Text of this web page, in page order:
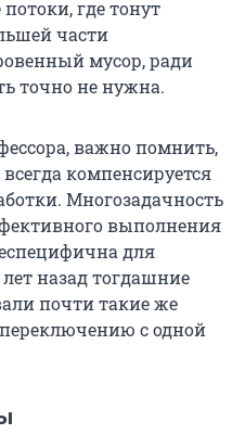
где тонут
части
мусор, ради
точно не нужна.
важно помнить,
компенсируется
Многозадачность
выполнения
для
летназад тогдашние
почти такие же
с одной